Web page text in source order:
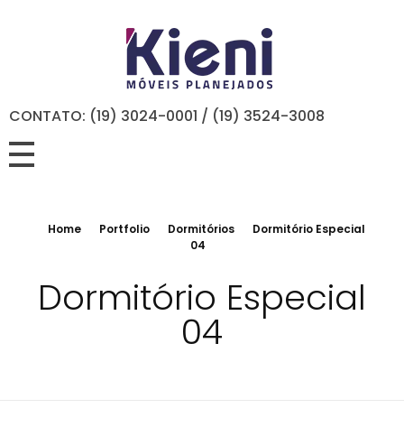
CONTATO: (19) 3024-0001 / (19) 3524-3008
Home Portfolio Dormitórios
Dormitório Especial
04
Dormitório Especial
04